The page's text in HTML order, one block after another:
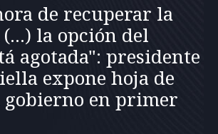
de recuperar la
la opción del
agotada": presidente
expone hoja de
gobierno en primer